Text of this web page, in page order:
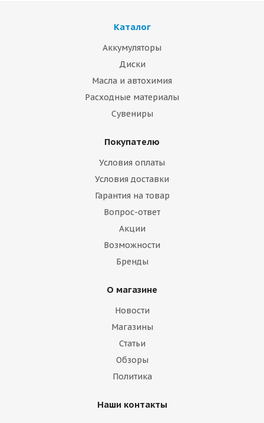
Каталог
Аккумуляторы
Диски
Масла и автохимия
Расходные материалы
Сувениры
Покупателю
Условия оплаты
Условия доставки
Гарантия на товар
Вопрос-ответ
Акции
Возможности
Бренды
О магазине
Новости
Магазины
Статьи
Обзоры
Политика
Наши контакты